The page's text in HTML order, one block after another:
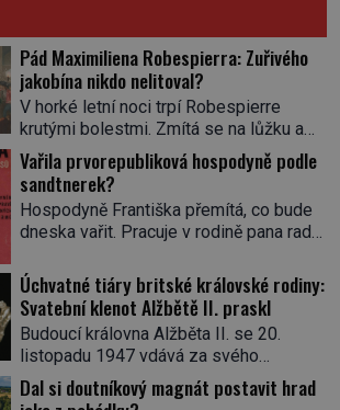
Pád Maximiliena Robespierra: Zuřivého
jakobína nikdo nelitoval?
V horké letní noci trpí Robespierre
krutými bolestmi. Zmítá se na lůžku a
hlavou mu víří kolotoč myšlenek. Když
se probere z mdlob, vzpomene si na
jednu z pařížských jasnovidek, kterou
před lety navštívil. Prorokovala mu
tragický osud. Tehdy se jí vysmál.
prohlásil o něm jiný významný
francouzský revolucionář, Honoré de
Mirabeau […]
Vařila prvorepubliková hospodyně podle
sandtnerek?
Hospodyně Františka přemítá, co bude
dneska vařit. Pracuje v rodině pana rady
rychle v jedné ze „sandtnerek“.
„Zaplaťpánbůh, že už nemusíme chodit
s lístky,“ povzdechne si směrem ke
služce, kterou má v kuchyni k ruce.
Ještě v prvních letech nové republiky
fungoval kvůli nedostatku zboží
Úchvatné tiáry britské královské rodiny:
Svatební klenot Alžbětě II. praskl
Budoucí královna Alžběta II. se 20.
listopadu 1947 vdává za svého
vyvoleného Filipa Mountbattena. Aby
měla na obřad ve Westminsteru podle
Dal si doutníkový magnát postavit hrad